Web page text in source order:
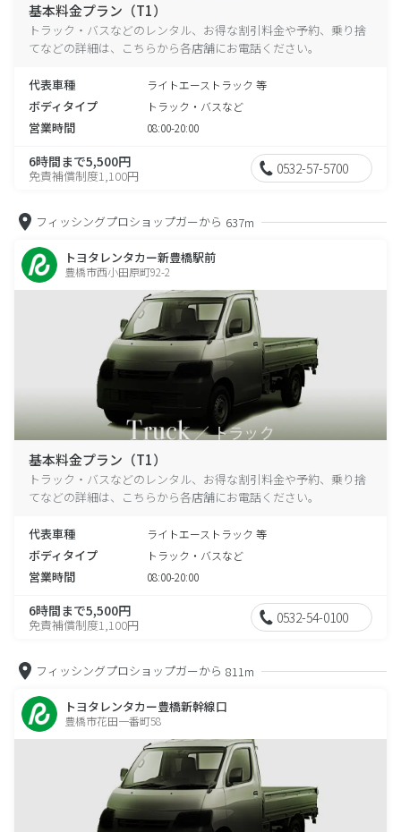
基本料金プラン（T1）
トラック・バスなどのレンタル、お得な割引料金や予約、乗り捨
てなどの詳細は、こちらから各店舗にお電話ください。
代表車種 ライトエーストラック 等
ボディタイプ トラック・バスなど
営業時間 08:00-20:00
6時間まで5,500円
免責補償制度1,100円 0532-57-5700
フィッシングプロショップガーから 637m
トヨタレンタカー新豊橋駅前
豊橋市西小田原町92-2
基本料金プラン（T1）
トラック・バスなどのレンタル、お得な割引料金や予約、乗り捨
てなどの詳細は、こちらから各店舗にお電話ください。
代表車種 ライトエーストラック 等
ボディタイプ トラック・バスなど
営業時間 08:00-20:00
6時間まで5,500円
免責補償制度1,100円 0532-54-0100
フィッシングプロショップガーから 811m
トヨタレンタカー豊橋新幹線口
豊橋市花田一番町58